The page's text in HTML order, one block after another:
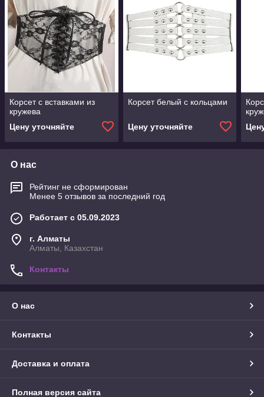
Корсет с вставками из
кружева
Цену уточняйте
Корсет белый с кольцами
Цену уточняйте
О нас
Рейтинг не сформирован
Менее 5 отзывов за последний год
Работает с 05.09.2023
г. Алматы
Алматы, Казахстан
Контакты
О нас
Контакты
Доставка и оплата
Полная версия сайта